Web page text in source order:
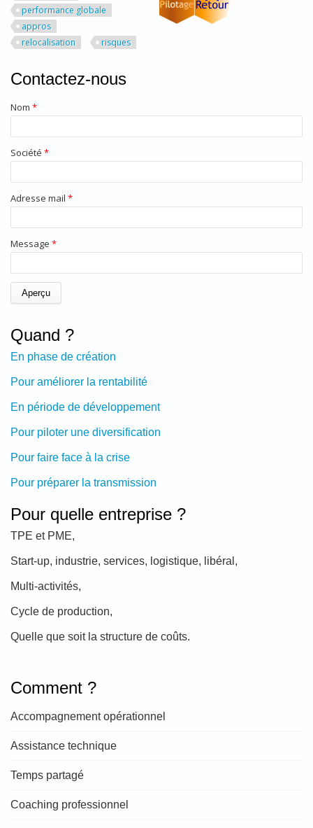
performance globale
appros
relocalisation
risques
Contactez-nous
Nom *
Société *
Adresse mail *
Message *
Quand ?
En phase de création
Pour améliorer la rentabilité
En période de développement
Pour piloter une diversification
Pour faire face à la crise
Pour préparer la transmission
Pour quelle entreprise ?
TPE et PME,
Start-up, industrie, services, logistique, libéral,
Multi-activités,
Cycle de production,
Quelle que soit la structure de coûts.
Comment ?
Accompagnement opérationnel
Assistance technique
Temps partagé
Coaching professionnel